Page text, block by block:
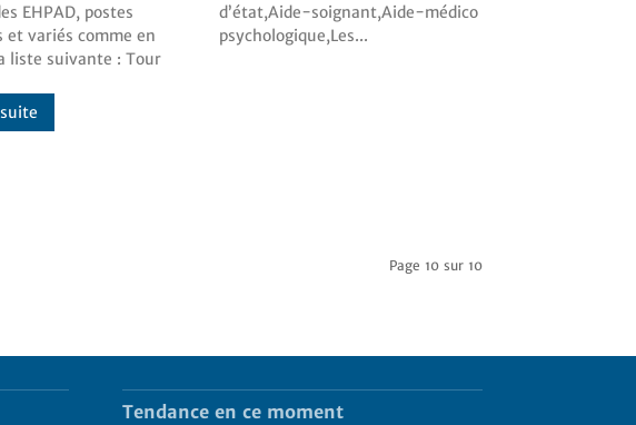
EHPAD, postes
et variés comme en
suivante : Tour
soignant,Aide-médico
psychologique,Les...
Page 10 sur 10
Tendance en ce moment